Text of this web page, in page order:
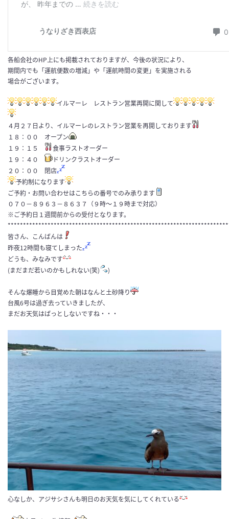
各船会社のHP上にも掲載されておりますが、今後の状況により、
期間内でも「運航便数の増減」や「運航時間の変更」を実施される
場合がございます。
イルマーレ レストラン営業再開に関して
４月２７日より、イルマーレのレストラン営業を再開しております
１８：００ オープン
１９：１５
食事ラストオーダー
１９：４０
ドリンクラストオーダー
２０：００ 閉店
予約制になります
ご予約・お問い合わせはこちらの番号でのみ承ります
０７０−８９６３−８６３７（９時～１９時まで対応）
※ご予約日１週間前からの受付となります。
皆さん、こんばんは
昨夜12時間も寝てしまった
どうも、みなみです
(まだまだ若いのかもしれない(笑)
)
そんな爆睡から目覚めた朝はなんと土砂降り
台風6号は過ぎ去っていきましたが、
まだお天気はぱっとしないですね・・・
心なしか、アジサシさんも明日のお天気を気にしてくれている